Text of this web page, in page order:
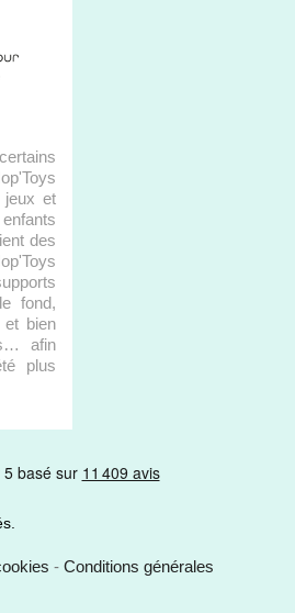
jeux et
des
fond,
et bien
afin
plus
- Conditions générales